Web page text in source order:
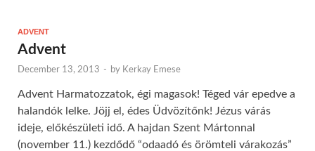
ADVENT
Advent
December 13, 2013 - by Kerkay Emese
Advent Harmatozzatok, égi magasok! Téged vár epedve a
halandók lelke. Jöjj el, édes Üdvözítőnk! Jézus várás
ideje, előkészületi idő. A hajdan Szent Mártonnal
(november 11.) kezdődő “odaadó és örömteli várakozás”